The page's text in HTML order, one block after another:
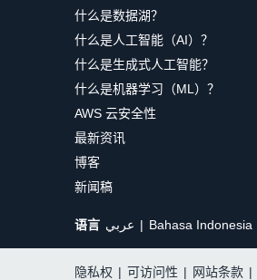
什么是数据湖？
什么是人工智能（AI）？
什么是生成式人工智能？
什么是机器学习（ML）？
AWS 云安全性
最新资讯
博客
新闻稿
语言 عربي Bahasa Indonesia
隐私权 | 可访问性 | 网站条款 |